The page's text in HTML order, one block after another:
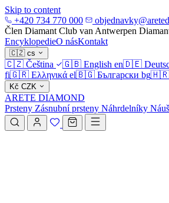
Skip to content
+420 734 770 000
Člen Diamant Club van Antwerpen
EncyklopedieO násKontakt
🇨🇿 cs
🇨🇿 Čeština 🇬🇧 English en🇩🇪
fi🇬🇷 Ελληνικά el🇧🇬 Български bg🇭🇷
Kč CZK
ARETE DIAMOND
Prsteny Zásnubní prsteny Náhrdelníky